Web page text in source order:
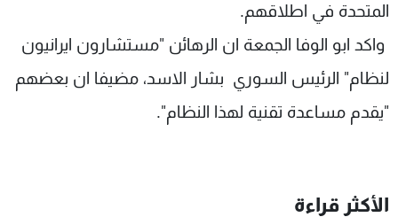
المتحدة في اطلاقهم.
واكد ابو الوفا الجمعة ان الرهائن "مستشارون ايرانيون
لنظام" الرئيس السوري بشار الاسد، مضيفا ان بعضهم
"يقدم مساعدة تقنية لهذا النظام".
الأكثر قراءة